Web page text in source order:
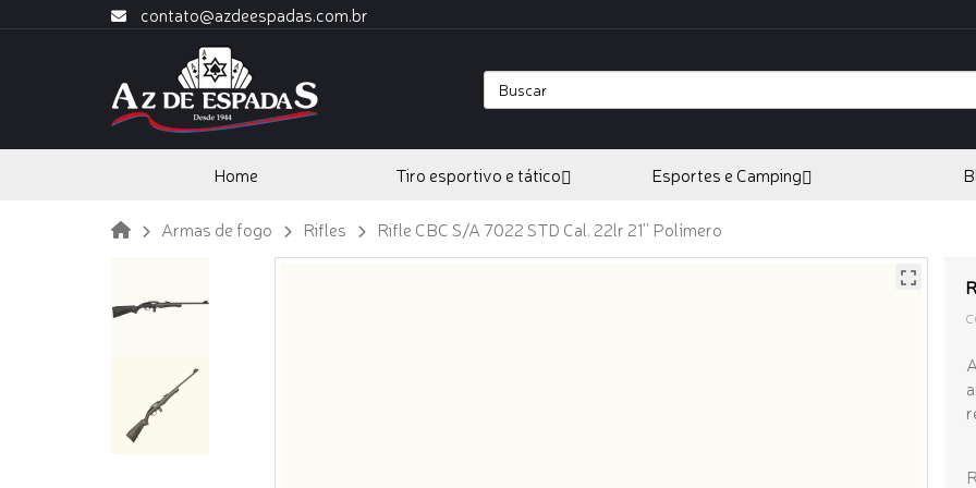
contato@azdeespadas.com.br
Home Tiro esportivo e tático Esportes e Camping
Armas de fogo Rifles Rifle CBC S/A 7022 STD Cal. 22lr 21'' Polímero